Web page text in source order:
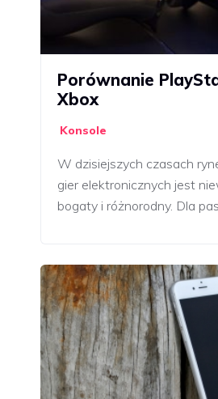
Porównanie
Xbox
Konsole
W dzisiejszych czasach
gier elektronicznych jest
bogaty i różnorodny. Dla